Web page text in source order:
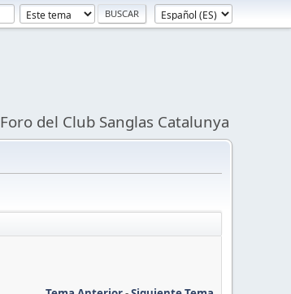
Foro del Club Sanglas Catalunya